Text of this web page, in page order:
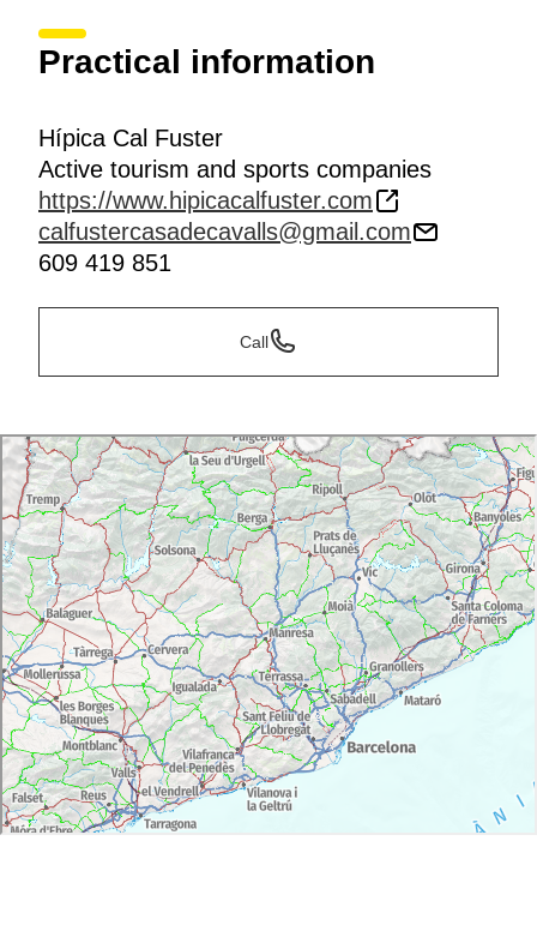
Practical information
Hípica Cal Fuster
Active tourism and sports companies
https://www.hipicacalfuster.com
calfustercasadecavalls@gmail.com
609 419 851
Call